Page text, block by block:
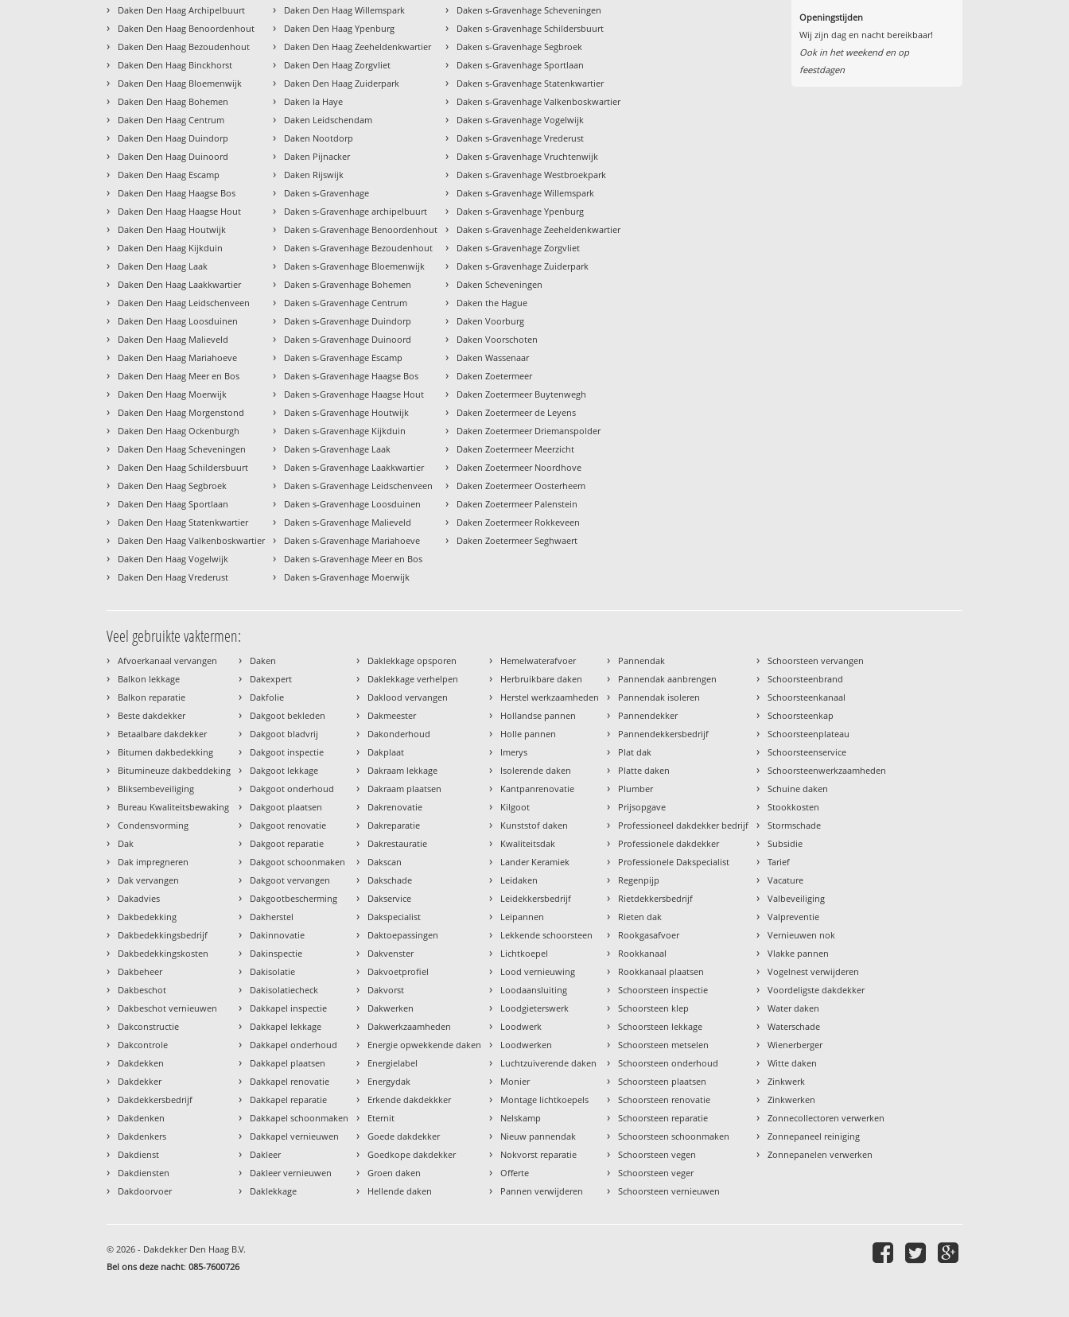
› Daken Den Haag Archipelbuurt
› Daken Den Haag Benoordenhout
› Daken Den Haag Bezoudenhout
› Daken Den Haag Binckhorst
› Daken Den Haag Bloemenwijk
› Daken Den Haag Bohemen
› Daken Den Haag Centrum
› Daken Den Haag Duindorp
› Daken Den Haag Duinoord
› Daken Den Haag Escamp
› Daken Den Haag Haagse Bos
› Daken Den Haag Haagse Hout
› Daken Den Haag Houtwijk
› Daken Den Haag Kijkduin
› Daken Den Haag Laak
› Daken Den Haag Laakkwartier
› Daken Den Haag Leidschenveen
› Daken Den Haag Loosduinen
› Daken Den Haag Malieveld
› Daken Den Haag Mariahoeve
› Daken Den Haag Meer en Bos
› Daken Den Haag Moerwijk
› Daken Den Haag Morgenstond
› Daken Den Haag Ockenburgh
› Daken Den Haag Scheveningen
› Daken Den Haag Schildersbuurt
› Daken Den Haag Segbroek
› Daken Den Haag Sportlaan
› Daken Den Haag Statenkwartier
› Daken Den Haag Valkenboskwartier
› Daken Den Haag Vogelwijk
› Daken Den Haag Vrederust
› Daken Den Haag Willemspark
› Daken Den Haag Ypenburg
› Daken Den Haag Zeeheldenkwartier
› Daken Den Haag Zorgvliet
› Daken Den Haag Zuiderpark
› Daken la Haye
› Daken Leidschendam
› Daken Nootdorp
› Daken Pijnacker
› Daken Rijswijk
› Daken s-Gravenhage
› Daken s-Gravenhage archipelbuurt
› Daken s-Gravenhage Benoordenhout
› Daken s-Gravenhage Bezoudenhout
› Daken s-Gravenhage Bloemenwijk
› Daken s-Gravenhage Bohemen
› Daken s-Gravenhage Centrum
› Daken s-Gravenhage Duindorp
› Daken s-Gravenhage Duinoord
› Daken s-Gravenhage Escamp
› Daken s-Gravenhage Haagse Bos
› Daken s-Gravenhage Haagse Hout
› Daken s-Gravenhage Houtwijk
› Daken s-Gravenhage Kijkduin
› Daken s-Gravenhage Laak
› Daken s-Gravenhage Laakkwartier
› Daken s-Gravenhage Leidschenveen
› Daken s-Gravenhage Loosduinen
› Daken s-Gravenhage Malieveld
› Daken s-Gravenhage Mariahoeve
› Daken s-Gravenhage Meer en Bos
› Daken s-Gravenhage Moerwijk
› Daken s-Gravenhage Scheveningen
› Daken s-Gravenhage Schildersbuurt
› Daken s-Gravenhage Segbroek
› Daken s-Gravenhage Sportlaan
› Daken s-Gravenhage Statenkwartier
› Daken s-Gravenhage Valkenboskwartier
› Daken s-Gravenhage Vogelwijk
› Daken s-Gravenhage Vrederust
› Daken s-Gravenhage Vruchtenwijk
› Daken s-Gravenhage Westbroekpark
› Daken s-Gravenhage Willemspark
› Daken s-Gravenhage Ypenburg
› Daken s-Gravenhage Zeeheldenkwartier
› Daken s-Gravenhage Zorgvliet
› Daken s-Gravenhage Zuiderpark
› Daken Scheveningen
› Daken the Hague
› Daken Voorburg
› Daken Voorschoten
› Daken Wassenaar
› Daken Zoetermeer
› Daken Zoetermeer Buytenwegh
› Daken Zoetermeer de Leyens
› Daken Zoetermeer Driemanspolder
› Daken Zoetermeer Meerzicht
› Daken Zoetermeer Noordhove
› Daken Zoetermeer Oosterheem
› Daken Zoetermeer Palenstein
› Daken Zoetermeer Rokkeveen
› Daken Zoetermeer Seghwaert
Openingstijden
Wij zijn dag en nacht bereikbaar!
Ook in het weekend en op
feestdagen
Veel gebruikte vaktermen:
› Afvoerkanaal vervangen
› Balkon lekkage
› Balkon reparatie
› Beste dakdekker
› Betaalbare dakdekker
› Bitumen dakbedekking
› Bitumineuze dakbeddeking
› Bliksembeveiliging
› Bureau Kwaliteitsbewaking
› Condensvorming
› Dak
› Dak impregneren
› Dak vervangen
› Dakadvies
› Dakbedekking
› Dakbedekkingsbedrijf
› Dakbedekkingskosten
› Dakbeheer
› Dakbeschot
› Dakbeschot vernieuwen
› Dakconstructie
› Dakcontrole
› Dakdekken
› Dakdekker
› Dakdekkersbedrijf
› Dakdenken
› Dakdenkers
› Dakdienst
› Dakdiensten
› Dakdoorvoer
› Daken
› Dakexpert
› Dakfolie
› Dakgoot bekleden
› Dakgoot bladvrij
› Dakgoot inspectie
› Dakgoot lekkage
› Dakgoot onderhoud
› Dakgoot plaatsen
› Dakgoot renovatie
› Dakgoot reparatie
› Dakgoot schoonmaken
› Dakgoot vervangen
› Dakgootbescherming
› Dakherstel
› Dakinnovatie
› Dakinspectie
› Dakisolatie
› Dakisolatiecheck
› Dakkapel inspectie
› Dakkapel lekkage
› Dakkapel onderhoud
› Dakkapel plaatsen
› Dakkapel renovatie
› Dakkapel reparatie
› Dakkapel schoonmaken
› Dakkapel vernieuwen
› Dakleer
› Dakleer vernieuwen
› Daklekkage
› Daklekkage opsporen
› Daklekkage verhelpen
› Daklood vervangen
› Dakmeester
› Dakonderhoud
› Dakplaat
› Dakraam lekkage
› Dakraam plaatsen
› Dakrenovatie
› Dakreparatie
› Dakrestauratie
› Dakscan
› Dakschade
› Dakservice
› Dakspecialist
› Daktoepassingen
› Dakvenster
› Dakvoetprofiel
› Dakvorst
› Dakwerken
› Dakwerkzaamheden
› Energie opwekkende daken
› Energielabel
› Energydak
› Erkende dakdekkker
› Eternit
› Goede dakdekker
› Goedkope dakdekker
› Groen daken
› Hellende daken
› Hemelwaterafvoer
› Herbruikbare daken
› Herstel werkzaamheden
› Hollandse pannen
› Holle pannen
› Imerys
› Isolerende daken
› Kantpanrenovatie
› Kilgoot
› Kunststof daken
› Kwaliteitsdak
› Lander Keramiek
› Leidaken
› Leidekkersbedrijf
› Leipannen
› Lekkende schoorsteen
› Lichtkoepel
› Lood vernieuwing
› Loodaansluiting
› Loodgieterswerk
› Loodwerk
› Loodwerken
› Luchtzuiverende daken
› Monier
› Montage lichtkoepels
› Nelskamp
› Nieuw pannendak
› Nokvorst reparatie
› Offerte
› Pannen verwijderen
› Pannendak
› Pannendak aanbrengen
› Pannendak isoleren
› Pannendekker
› Pannendekkersbedrijf
› Plat dak
› Platte daken
› Plumber
› Prijsopgave
› Professioneel dakdekker bedrijf
› Professionele dakdekker
› Professionele Dakspecialist
› Regenpijp
› Rietdekkersbedrijf
› Rieten dak
› Rookgasafvoer
› Rookkanaal
› Rookkanaal plaatsen
› Schoorsteen inspectie
› Schoorsteen klep
› Schoorsteen lekkage
› Schoorsteen metselen
› Schoorsteen onderhoud
› Schoorsteen plaatsen
› Schoorsteen renovatie
› Schoorsteen reparatie
› Schoorsteen schoonmaken
› Schoorsteen vegen
› Schoorsteen veger
› Schoorsteen vernieuwen
› Schoorsteen vervangen
› Schoorsteenbrand
› Schoorsteenkanaal
› Schoorsteenkap
› Schoorsteenplateau
› Schoorsteenservice
› Schoorsteenwerkzaamheden
› Schuine daken
› Stookkosten
› Stormschade
› Subsidie
› Tarief
› Vacature
› Valbeveiliging
› Valpreventie
› Vernieuwen nok
› Vlakke pannen
› Vogelnest verwijderen
› Voordeligste dakdekker
› Water daken
› Waterschade
› Wienerberger
› Witte daken
› Zinkwerk
› Zinkwerken
› Zonnecollectoren verwerken
› Zonnepaneel reiniging
› Zonnepanelen verwerken
© 2026 - Dakdekker Den Haag B.V.
Bel ons deze nacht:085-7600726